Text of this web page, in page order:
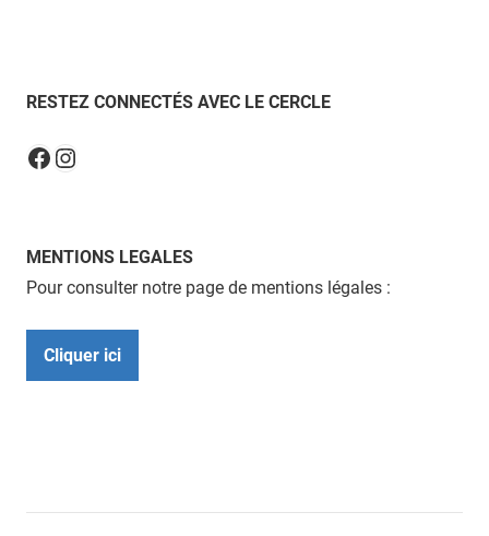
RESTEZ CONNECTÉS AVEC LE CERCLE
Facebook
Instagram
MENTIONS LEGALES
Pour consulter notre page de mentions légales :
Cliquer ici